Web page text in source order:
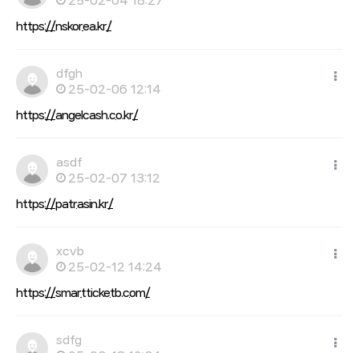
https://nskorea.kr/
dfgh
25-02-06 12:14
https://angelcash.co.kr/
asdf
25-02-07 13:12
https://patrasin.kr/
xcvb
25-02-12 14:24
https://smartticketb.com/
sdfg